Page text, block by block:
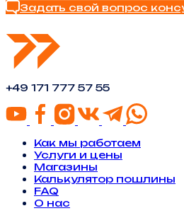
Задать свой вопрос
+49 171 777 57 55
Как мы работаем
Услуги и цены
Магазины
Калькулятор пошлины
FAQ
О нас